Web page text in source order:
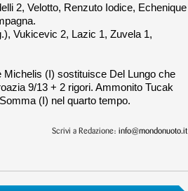
2, Velotto, Renzuto Iodice, Echenique
Vukicevic 2, Lazic 1, Zuvela 1,
(I) sostituisce Del Lungo che
9/13 + 2 rigori. Ammonito Tucak
(I) nel quarto tempo.
Scrivi a Redazione: info@mondonuoto.it